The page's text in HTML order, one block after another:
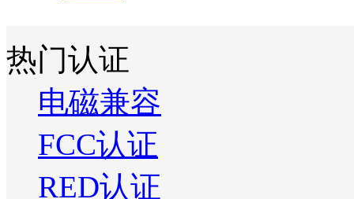
热门认证
电磁兼容
FCC认证
RED认证